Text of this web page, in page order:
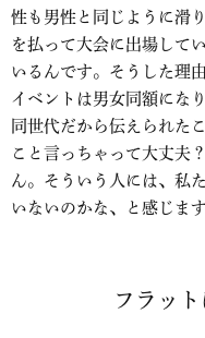
性も男性と同じように滑
を払って大会に出場して
いるんです。そうした理
イベントは男女同額にな
同世代だから伝えられた
こと言っちゃって大丈夫
ん。そういう人には、私
いないのかな、と感じま
フラッ